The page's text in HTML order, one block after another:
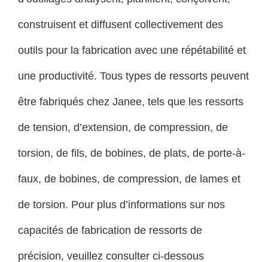
construisent et diffusent collectivement des
outils pour la fabrication avec une répétabilité et
une productivité. Tous types de ressorts peuvent
être fabriqués chez Janee, tels que les ressorts
de tension, d’extension, de compression, de
torsion, de fils, de bobines, de plats, de porte-à-
faux, de bobines, de compression, de lames et
de torsion. Pour plus d’informations sur nos
capacités de fabrication de ressorts de
précision, veuillez consulter ci-dessous